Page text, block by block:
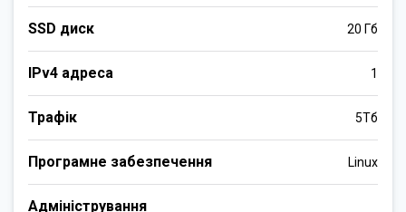
SSD диск 20 Гб
IPv4 адреса 1
Трафік 5Тб
Програмне забезпечення Linux
Адміністрування